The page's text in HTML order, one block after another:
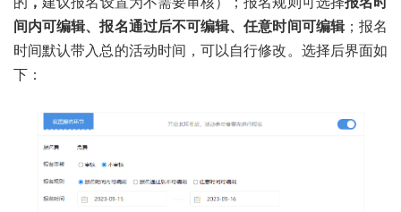
间内可编辑、报名通过后不可编辑、任意时间可编辑；报名
时间默认带入总的活动时间，可以自行修改。选择后界面如
下：